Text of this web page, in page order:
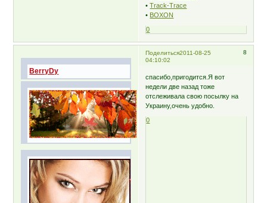
•Track-Trace
• BOXON
0
Поделиться 8
2011-08-25
04:10:02
BerryDy
спасибо,пригодится.Я вот
недели две назад тоже
отслеживала свою посылку на
Украину,очень удобно.
0